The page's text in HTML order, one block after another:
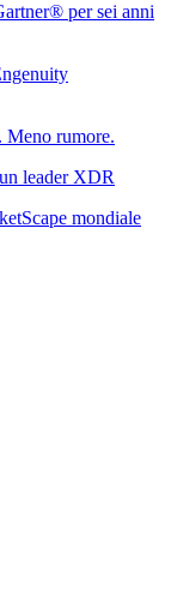
per sei anni
Meno rumore.
leader XDR
mondiale